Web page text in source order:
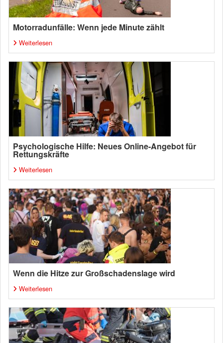
Motorradunfälle: Wenn jede Minute zählt
Weiterlesen
Psychologische Hilfe: Neues Online-Angebot für
Rettungskräfte
Weiterlesen
Wenn die Hitze zur Großschadenslage wird
Weiterlesen